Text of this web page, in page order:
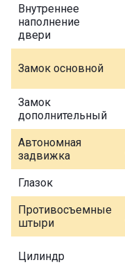
Внутреннее
наполнение
двери
Замок основной
Замок
дополнительный
Автономная
задвижка
Глазок
Противосъемные
штыри
Цилиндр